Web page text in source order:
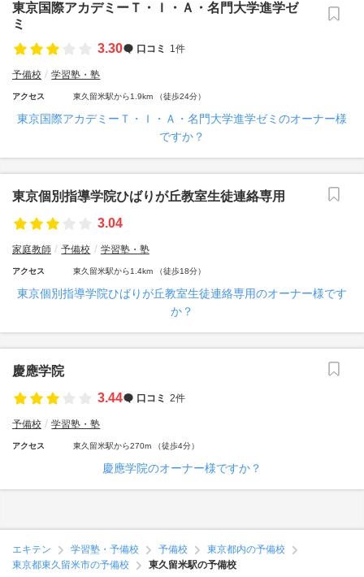
東京国際アカデミーＴ・Ｉ・Ａ・名門大学進学ゼ
ミ
3.30
口コミ 1件
予備校 学習塾・塾
アクセス 東久留米駅から1.9km （徒歩24分）
東京国際アカデミーＴ・Ｉ・Ａ・名門大学進学ゼミのオーナー様
ですか？
東京個別指導学院ひばりが丘教室生徒連絡専用
3.04
家庭教師 予備校 学習塾・塾
アクセス 東久留米駅から1.4km （徒歩18分）
東京個別指導学院ひばりが丘教室生徒連絡専用のオーナー様です
か？
慶應学院
3.44
口コミ 2件
予備校 学習塾・塾
アクセス 東久留米駅から270m （徒歩4分）
慶應学院のオーナー様ですか？
エキテン 学習塾・予備校 予備校
東京都内の予備校
東京都東久留米市の予備校
東久留米駅の予備校